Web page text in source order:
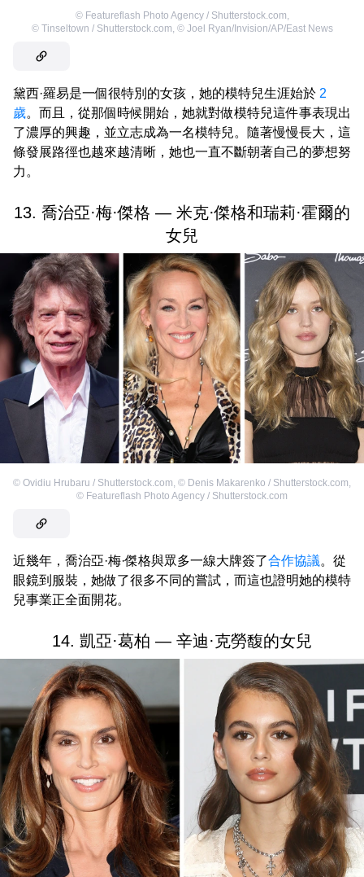
© Featureflash Photo Agency / Shutterstock.com
© Tinseltown / Shutterstock.com © Joel Ryan/Invision/AP/East News
黛西·羅易是一個很特別的女孩，她的模特兒生涯始於 2
歲。而且，從那個時候開始，她就對做模特兒這件事表現出
了濃厚的興趣，並立志成為一名模特兒。隨著慢慢長大，這
條發展路徑也越來越清晰，她也一直不斷朝著自己的夢想努
力。
13. 喬治亞·梅·傑格 — 米克·傑格和瑞莉·霍爾的
女兒
© Ovidiu Hrubaru / Shutterstock.com © Denis Makarenko / Shutterstock.com
© Featureflash Photo Agency / Shutterstock.com
近幾年，喬治亞·梅·傑格與眾多一線大牌簽了合作協議。從
眼鏡到服裝，她做了很多不同的嘗試，而這也證明她的模特
兒事業正全面開花。
14. 凱亞·葛柏 — 辛迪·克勞馥的女兒